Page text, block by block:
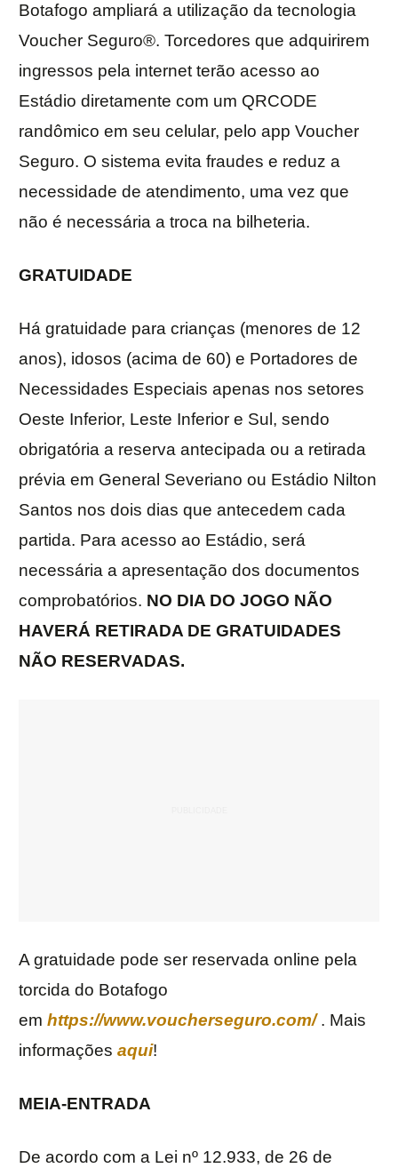
Botafogo ampliará a utilização da tecnologia
Voucher Seguro®. Torcedores que adquirirem
ingressos pela internet terão acesso ao
Estádio diretamente com um QRCODE
randômico em seu celular, pelo app Voucher
Seguro. O sistema evita fraudes e reduz a
necessidade de atendimento, uma vez que
não é necessária a troca na bilheteria.
GRATUIDADE
Há gratuidade para crianças (menores de 12
anos), idosos (acima de 60) e Portadores de
Necessidades Especiais apenas nos setores
Oeste Inferior, Leste Inferior e Sul, sendo
obrigatória a reserva antecipada ou a retirada
prévia em General Severiano ou Estádio Nilton
Santos nos dois dias que antecedem cada
partida. Para acesso ao Estádio, será
necessária a apresentação dos documentos
comprobatórios. NO DIA DO JOGO NÃO
HAVERÁ RETIRADA DE GRATUIDADES
NÃO RESERVADAS.
A gratuidade pode ser reservada online pela
torcida do Botafogo
em https://www.voucherseguro.com/. Mais
informações aqui!
MEIA-ENTRADA
De acordo com a Lei nº 12.933, de 26 de